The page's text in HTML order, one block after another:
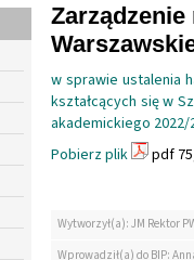
w sprawie ustalenia
kształcących się w
akademickiego 2022/
Pobierz plik
pdf
Wytworzył(a): JM Rektor
Wprowadził(a) do BIP: